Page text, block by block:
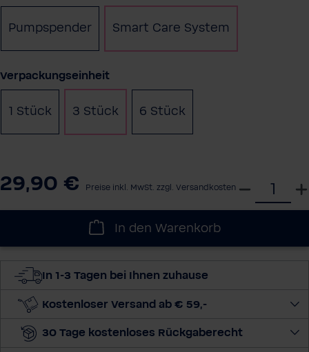
Pumpspender Smart Care System
Verpackungseinheitauswählen
1 Stück 3 Stück 6 Stück
29,90 € Preise inkl. MwSt. zzgl. Versandkosten
W
e
e
In den Warenkorb
In 1-3 Tagen bei Ihnen zuhause
Kostenloser Versand ab € 59,-
30 Tage kostenloses Rückgaberecht